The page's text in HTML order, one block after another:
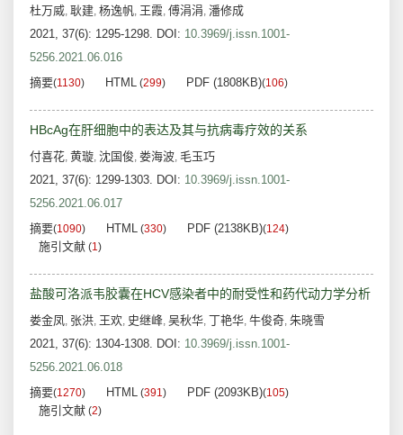
杜万威, 耿建, 杨逸帆, 王霞, 傅涓涓, 潘修成
2021, 37(6): 1295-1298. DOI: 10.3969/j.issn.1001-
5256.2021.06.016
摘要(1130) HTML (299) PDF (1808KB)(106)
HBcAg在肝细胞中的表达及其与抗病毒疗效的关系
付喜花, 黄璇, 沈国俊, 娄海波, 毛玉巧
2021, 37(6): 1299-1303. DOI: 10.3969/j.issn.1001-
5256.2021.06.017
摘要(1090) HTML (330) PDF (2138KB)(124)
施引文献 (1)
盐酸可洛派韦胶囊在HCV感染者中的耐受性和药代动力学分析
娄金凤, 张洪, 王欢, 史继峰, 吴秋华, 丁艳华, 牛俊奇, 朱晓雪
2021, 37(6): 1304-1308. DOI: 10.3969/j.issn.1001-
5256.2021.06.018
摘要(1270) HTML (391) PDF (2093KB)(105)
施引文献 (2)